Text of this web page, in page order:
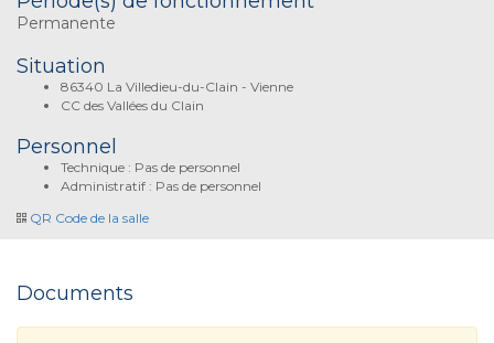
Permanente
Situation
86340 La Villedieu-du-Clain - Vienne
CC des Vallées du Clain
Personnel
Technique : Pas de personnel
Administratif : Pas de personnel
QR Code de la salle
Documents